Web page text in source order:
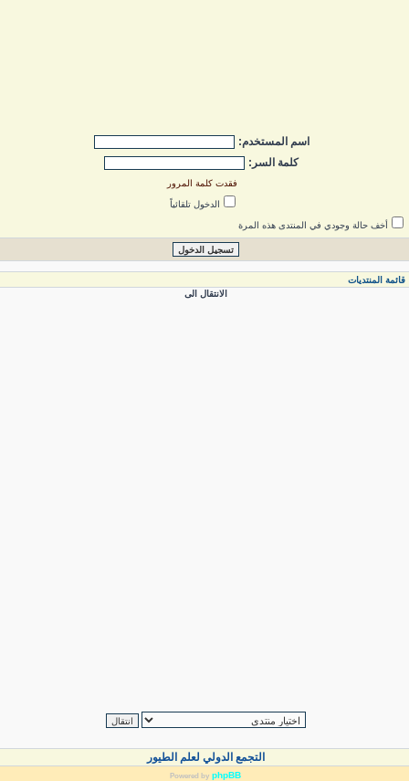
اسم المستخدم:
كلمة السر:
فقدت كلمة المرور
الدخول تلقائياً
أخف حالة وجودي في المنتدى هذه المرة
المنتديات
الانتقال الى
التجمع الدولي لعلم الطيور
Powered byphpBB